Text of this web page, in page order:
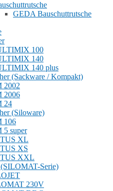
GEDA Bauschuttrutsche
100
140
140 plus
(Sackware / Kompakt)
2002
2006
24
(Siloware)
106
5 super
XL
XS
XXL
Serie)
230V